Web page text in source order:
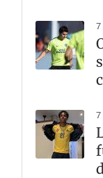
7
7